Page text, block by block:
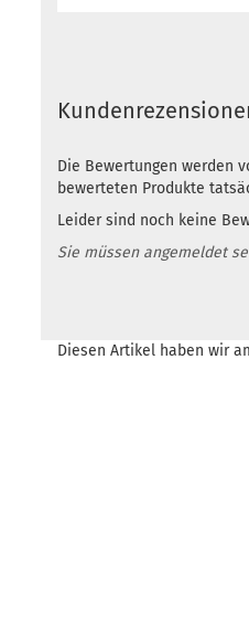
Die Bewertungen werden
bewerteten Produkte
Leider sind noch keine
Sie müssen angemeldet
Diesen Artikel haben wir